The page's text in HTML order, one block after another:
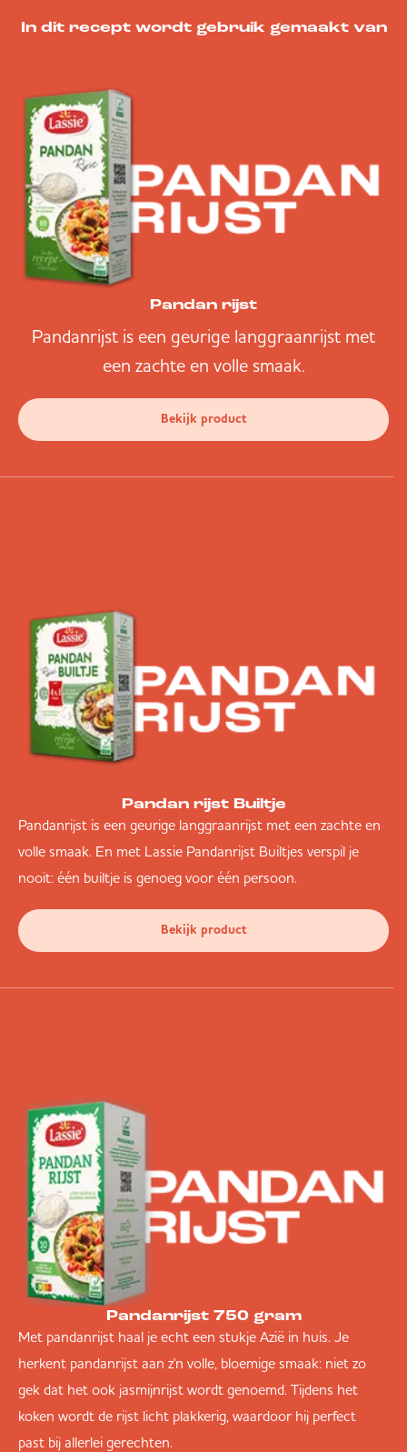
In dit recept wordt gebruik gemaakt van
Pandan rijst
Pandanrijst is een geurige langgraanrijst met
een zachte en volle smaak.
Bekijk product
Pandan rijst Builtje
Pandanrijst is een geurige langgraanrijst met een zachte en
volle smaak. En met Lassie Pandanrijst Builtjes verspil je
nooit: één builtje is genoeg voor één persoon.
Bekijk product
Pandanrijst 750 gram
Met pandanrijst haal je echt een stukje Azië in huis. Je
herkent pandanrijst aan z'n volle, bloemige smaak: niet zo
gek dat het ook jasmijnrijst wordt genoemd. Tijdens het
koken wordt de rijst licht plakkerig, waardoor hij perfect
past bij allerlei gerechten.